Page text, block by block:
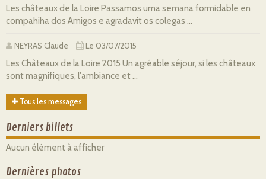
Les châteaux de la Loire Passamos uma semana formidable en
compahiha dos Amigos e agradavit os colegas ...
NEYRAS Claude Le 03/07/2015
Les Châteaux de la Loire 2015 Un agréable séjour, si les châteaux
sont magnifiques, l'ambiance et ...
Tous les messages
Derniers billets
Aucun élément à afficher
Dernières photos